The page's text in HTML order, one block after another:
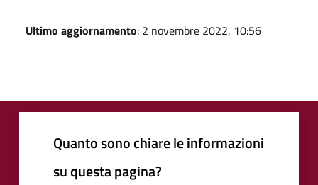
Ultimo aggiornamento: 2 novembre 2022, 10:56
Quanto sono chiare le informazioni
su questa pagina?